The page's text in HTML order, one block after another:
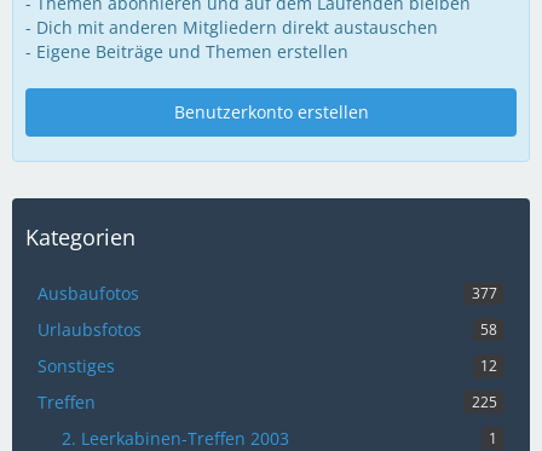
- Dich mit anderen Mitgliedern direkt austauschen
- Eigene Beiträge und Themen erstellen
Benutzerkonto erstellen
Kategorien
Ausbaufotos 377
Urlaubsfotos 58
Sonstiges 12
Treffen 225
2. Leerkabinen-Treffen 2003 1